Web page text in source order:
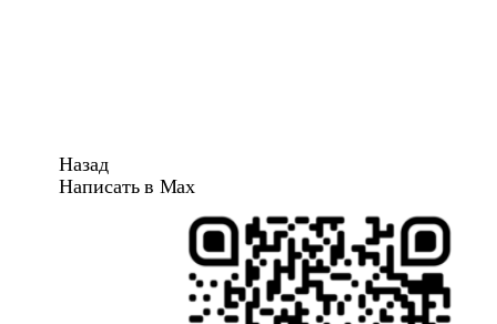
Назад
Написать в Max